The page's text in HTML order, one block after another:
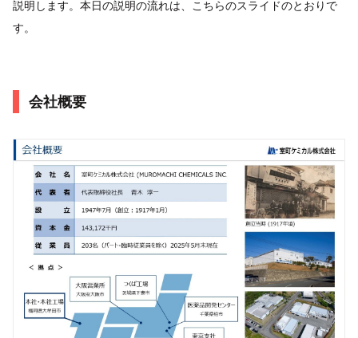
説明します。本日の説明の流れは、こちらのスライドのとおりで
す。
会社概要